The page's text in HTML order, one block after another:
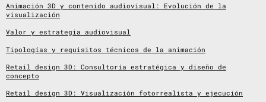
Animación 3D y contenido audiovisual: Evolución de la
visualización
Valor y estrategia audiovisual
Tipologías y requisitos técnicos de la animación
Retail design 3D: Consultoría estratégica y diseño de
concepto
Retail design 3D: Visualización fotorrealista y ejecución